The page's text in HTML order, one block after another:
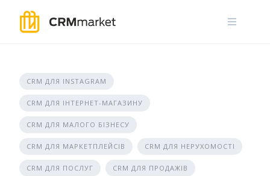
content
CRM ДЛЯ INSTAGRAM
CRM ДЛЯ ІНТЕРНЕТ-МАГАЗИНУ
CRM ДЛЯ МАЛОГО БІЗНЕСУ
CRM ДЛЯ МАРКЕТПЛЕЙСІВ CRM ДЛЯ НЕРУХОМОСТІ
CRM ДЛЯ ПОСЛУГ CRM ДЛЯ ПРОДАЖІВ